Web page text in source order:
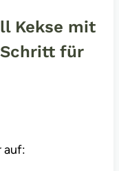
Kekse mit
für
auf: